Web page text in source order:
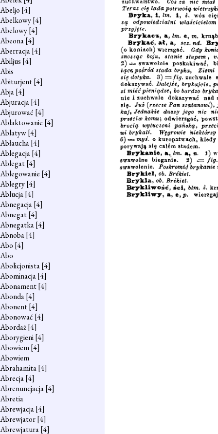
Abeljo [4]
Abelkowy[4]
Abelowy[4]
Abeona[4]
Aberracja[4]
Abiljus [4]
Abis
Abiturjent[4]
Abja[4]
Abjuracja[4]
Abjurować [4]
Ablaktowanie [4]
Ablatyw[4]
Abłaucha[4]
Ablegacja[4]
Ablegat[4]
Ablegowanie [4]
Ablegry[4]
Ablucja[4]
Abnegacja[4]
Abnegat[4]
Abnegatka[4]
Abnoba[4]
Abo [4]
Abo
Abolicjonista[4]
Abominacja[4]
Abonament[4]
Abonda[4]
Abonent[4]
Abonować [4]
Abordaż[4]
Aborygieni[4]
Abowiem[4]
Abowiem
Abrahamita[4]
Abrecja[4]
Abrenuncjacja[4]
Abretia
Abrewjacja[4]
Abrewjator[4]
Abrewjatura[4]